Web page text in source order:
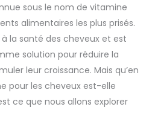
sous le nom de vitamine
alimentaires les plus prisés.
la santé des cheveux et est
solution pour réduire la
leur croissance. Mais qu’en
pour les cheveux est-elle
ce que nous allons explorer